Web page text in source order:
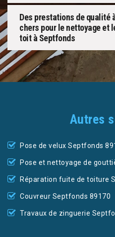
Des prestations de qualité
chers pour le nettoyage et
toit à Septfonds
Autres
Pose de velux Septfonds
Pose et nettoyage de
Réparation fuite de toiture
Couvreur Septfonds 89170
Travaux de zinguerie